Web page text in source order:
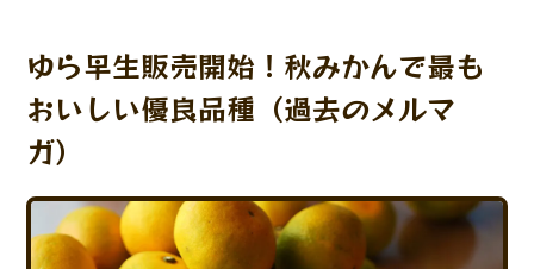
みかんブログ
お知らせ
ゆら早生販売開始！秋みかんで最も
おいしい優良品種（過去のメルマ
ガ）